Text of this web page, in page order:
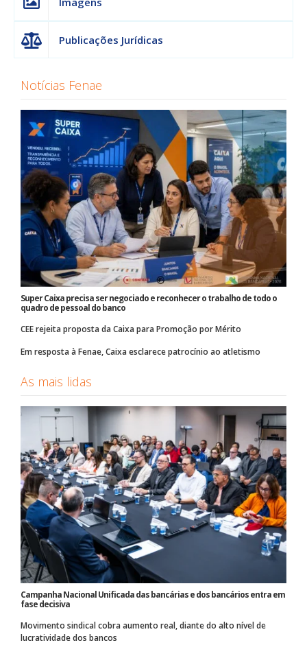
Publicações Jurídicas
Notícias Fenae
Super Caixa precisa ser negociado e reconhecer o trabalho de todo o
quadro de pessoal do banco
CEE rejeita proposta da Caixa para Promoção por Mérito
Em resposta à Fenae, Caixa esclarece patrocínio ao atletismo
As mais lidas
Campanha Nacional Unificada das bancárias e dos bancários entra em
fase decisiva
Movimento sindical cobra aumento real, diante do alto nível de
lucratividade dos bancos